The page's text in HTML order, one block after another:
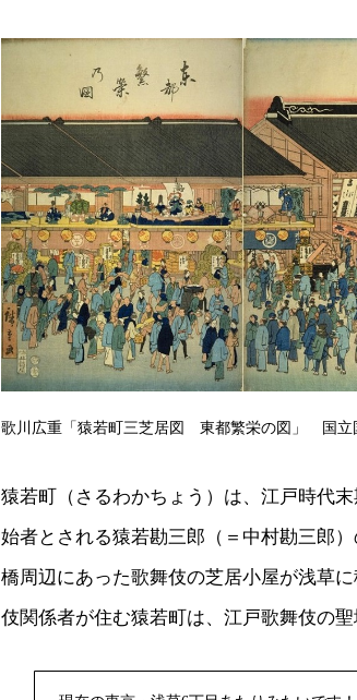
歌川広重「猿若町三芝居図 東都繁栄の図」 国立
猿若町（さるわかちょう）は、江戸時代
始者とされる猿若勘三郎（＝中村勘三郎
橋周辺にあった歌舞伎の芝居小屋が浅草
伎関係者が住む猿若町は、江戸歌舞伎の聖